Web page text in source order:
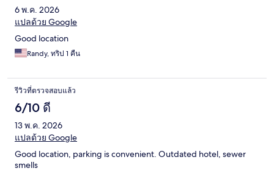
6 พ.ค. 2026
แปลด้วย Google
Good location
Randy, ทริป 1 คืน
รีวิวที่ตรวจสอบแล้ว
6/10 ดี
13 พ.ค. 2026
แปลด้วย Google
Good location, parking is convenient. Outdated hotel, sewer
smells